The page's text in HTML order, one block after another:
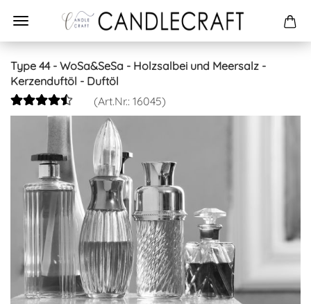
Type 44 - WoSa&SeSa - Holzsalbei und Meersalz -
Kerzenduftöl - Duftöl
(Art.Nr.: 16045)